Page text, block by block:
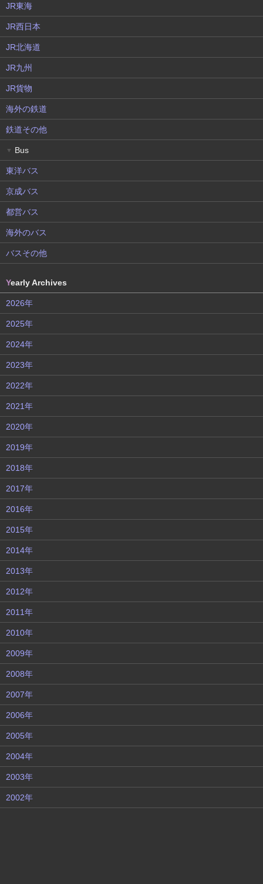
JR東海
JR西日本
JR北海道
JR九州
JR貨物
海外の鉄道
鉄道その他
▼ Bus
東洋バス
京成バス
都営バス
海外のバス
バスその他
Yearly Archives
2026年
2025年
2024年
2023年
2022年
2021年
2020年
2019年
2018年
2017年
2016年
2015年
2014年
2013年
2012年
2011年
2010年
2009年
2008年
2007年
2006年
2005年
2004年
2003年
2002年